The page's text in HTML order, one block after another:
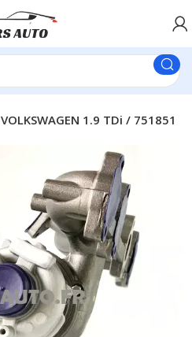
VOLKSWAGEN 1.9 TDi / 751851